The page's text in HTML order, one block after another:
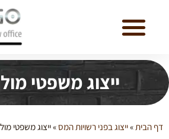
ייצוג משפטי
דף הבית »ייצוג בפני רשויות המס»ייצוג משפטי